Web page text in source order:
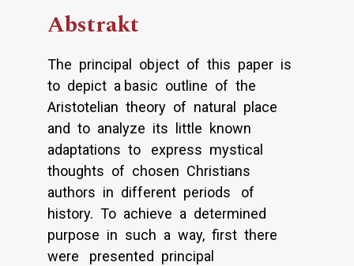
Abstrakt
The principal object of this paper is
to depict a basic outline of the
Aristotelian theory of natural place
and to analyze its little known
adaptations to express mystical
thoughts of chosen Christians
authors in different periods of
history. To achieve a determined
purpose in such a way, first there
were presented principal